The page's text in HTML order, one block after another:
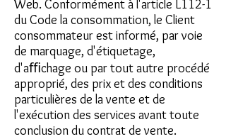
Web. Conformément à l'article L112-1
du Code la consommation, le Client
consommateur est informé, par voie
de marquage, d'étiquetage,
d'aﬃchage ou par tout autre procédé
approprié, des prix et des conditions
particulières de la vente et de
l'exécution des services avant toute
conclusion du contrat de vente.